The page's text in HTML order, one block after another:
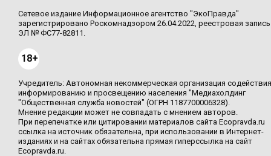
Сетевое издание Информационное агентство "ЭкоПравда"
зарегистрировано Роскомнадзором 26.04.2022, реестровая запись
ЭЛ № ФС77-82811.
18+
Учредитель: Автономная некоммерческая организация содействия
информированию и просвещению населения "Медиахолдинг
"Общественная служба новостей" (ОГРН 1187700006328).
Мнение редакции может не совпадать с мнением авторов.
При перепечатке или цитировании материалов сайта Ecopravda.ru
ссылка на источник обязательна, при использовании в Интернет-
изданиях и на сайтах обязательна прямая гиперссылка на сайт
Ecopravda.ru.